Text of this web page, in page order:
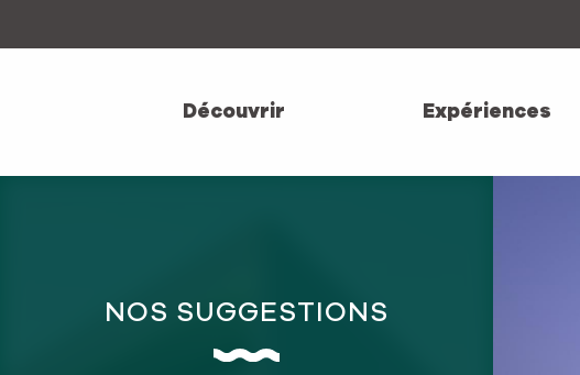
Découvrir Expériences
NOS SUGGESTIONS